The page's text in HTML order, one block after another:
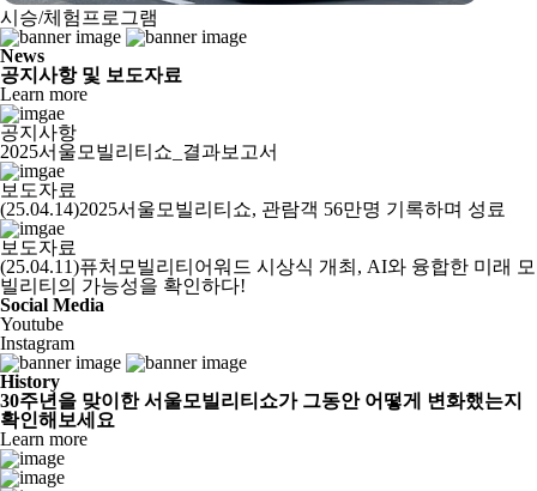
시승/체험프로그램
News
공지사항 및 보도자료
Learn more
공지사항
2025서울모빌리티쇼_결과보고서
보도자료
(25.04.14)2025서울모빌리티쇼, 관람객 56만명 기록하며 성료
보도자료
(25.04.11)퓨처모빌리티어워드 시상식 개최, AI와 융합한 미래 모
빌리티의 가능성을 확인하다!
Social Media
Youtube
Instagram
History
30주년을 맞이한 서울모빌리티쇼가 그동안 어떻게 변화했는지
확인해보세요
Learn more